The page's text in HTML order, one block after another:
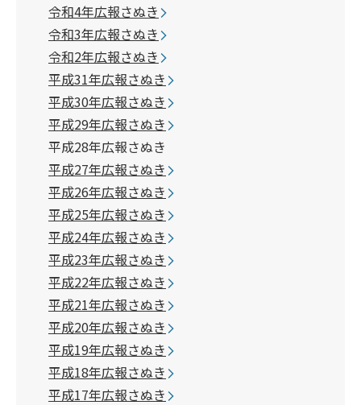
令和4年広報さぬき
令和3年広報さぬき
令和2年広報さぬき
平成31年広報さぬき
平成30年広報さぬき
平成29年広報さぬき
平成28年広報さぬき
平成27年広報さぬき
平成26年広報さぬき
平成25年広報さぬき
平成24年広報さぬき
平成23年広報さぬき
平成22年広報さぬき
平成21年広報さぬき
平成20年広報さぬき
平成19年広報さぬき
平成18年広報さぬき
平成17年広報さぬき